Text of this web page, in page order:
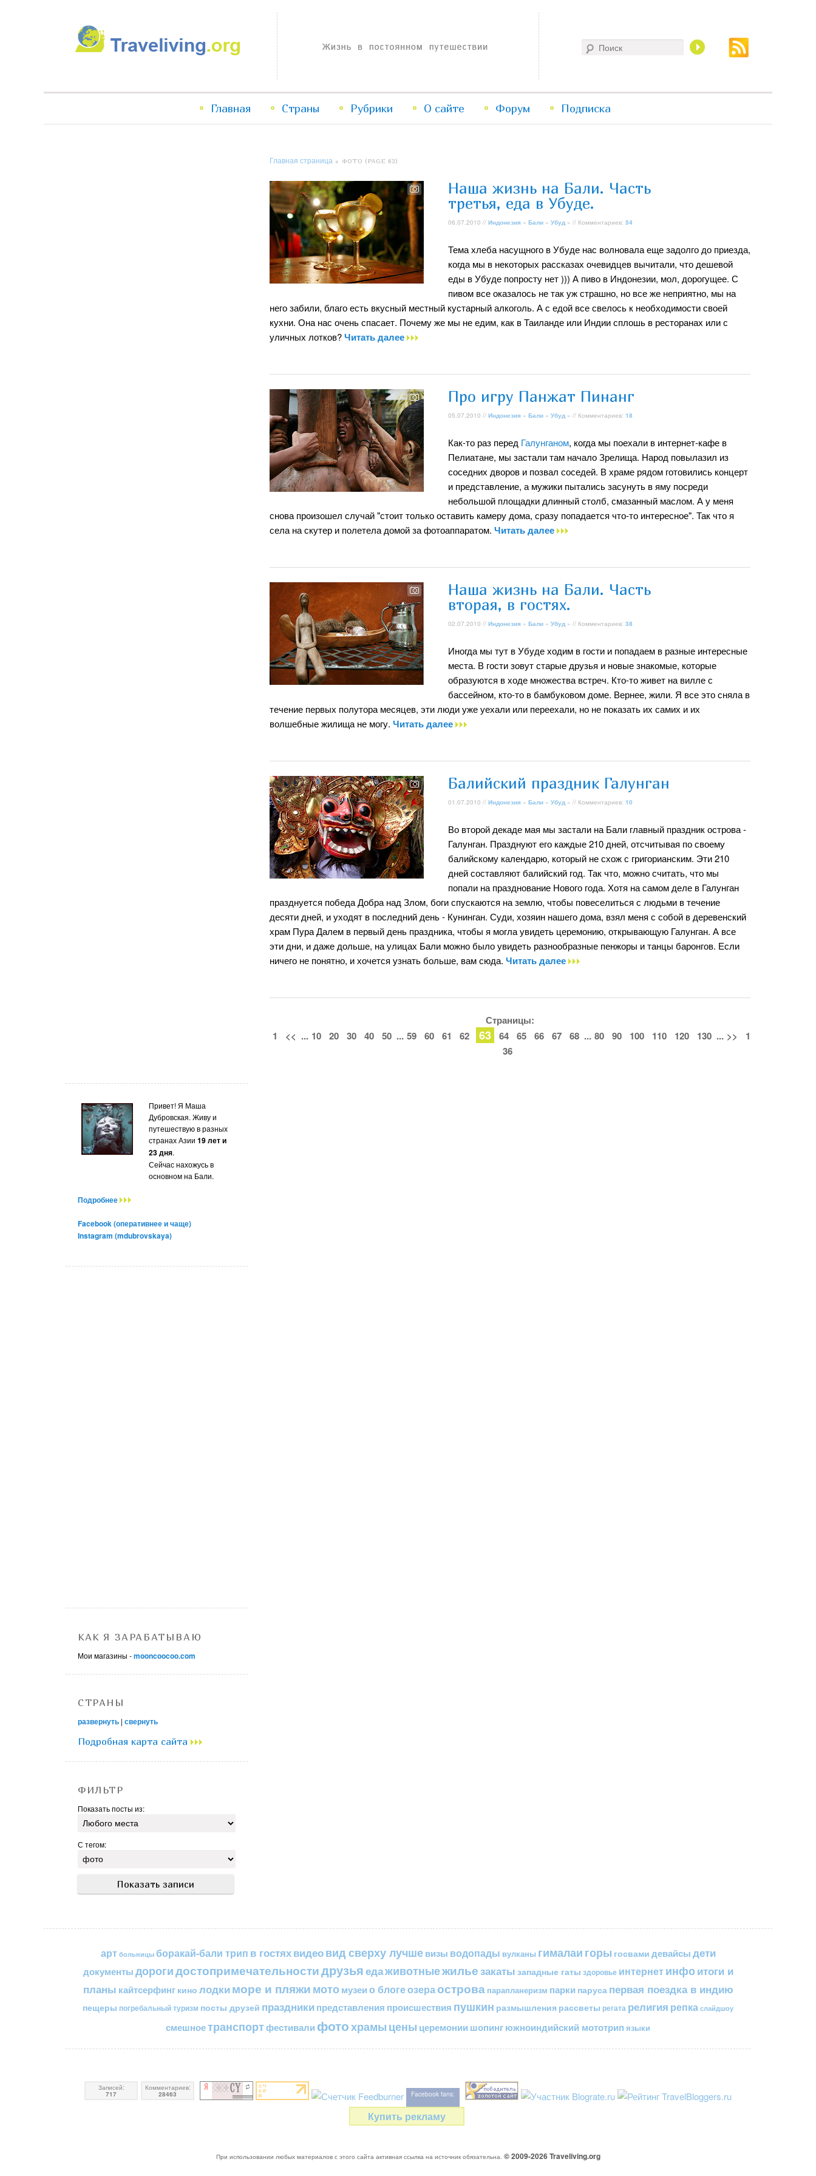
Traveliving
Жизнь в постоянном путешествии
Перейти
содержимому
Перейти
содержимому
Главная Страны Рубрики О сайте Форум Подписка
Главная страница » ФОТО (PAGE 63)
Наша жизнь на Бали. Часть
третья, еда в Убуде.
06.07.2010 // Индонезия » Бали » Убуд » // Комментариев: 54
Тема хлеба насущного в Убуде нас волновала еще задолго до приезда,
когда мы в некоторых рассказах очевидцев вычитали, что дешевой
еды в Убуде попросту нет ))) А пиво в Индонезии, мол, дорогущее. С
пивом все оказалось не так уж страшно, но все же неприятно, мы на
него забили, благо есть вкусный местный кустарный алкоголь. А с едой все свелось к необходимости своей
кухни. Она нас очень спасает. Почему же мы не едим, как в Таиланде или Индии сплошь в ресторанах или с
уличных лотков?Читать далее
Про игру Панжат Пинанг
05.07.2010 // Индонезия » Бали » Убуд » // Комментариев: 18
Как-то раз перед Галунганом, когда мы поехали в интернет-кафе в
Пелиатане, мы застали там начало Зрелища. Народ повылазил из
соседних дворов и позвал соседей. В храме рядом готовились концерт
и представление, а мужики пытались засунуть в яму посреди
небольшой площадки длинный столб, смазанный маслом. А у меня
снова произошел случай "стоит только оставить камеру дома, сразу попадается что-то интересное". Так что я
села на скутер и полетела домой за фотоаппаратом. Читать далее
Наша жизнь на Бали. Часть
вторая, в гостях.
02.07.2010 // Индонезия » Бали » Убуд » // Комментариев: 38
Иногда мы тут в Убуде ходим в гости и попадаем в разные интересные
места. В гости зовут старые друзья и новые знакомые, которые
образуются в ходе множества встреч. Кто-то живет на вилле с
бассейном, кто-то в бамбуковом доме. Вернее, жили. Я все это сняла в
течение первых полутора месяцев, эти люди уже уехали или переехали, но не показать их самих и их
волшебные жилища не могу. Читать далее
Балийский праздник Галунган
01.07.2010 // Индонезия » Бали » Убуд » // Комментариев: 10
Во второй декаде мая мы застали на Бали главный праздник острова -
Галунган. Празднуют его каждые 210 дней, отсчитывая по своему
балийскому календарю, который не схож с григорианским. Эти 210
дней составляют балийский год. Так что, можно считать, что мы
попали на празднование Нового года. Хотя на самом деле в Галунган
празднуется победа Добра над Злом, боги спускаются на землю, чтобы повеселиться с людьми в течение
десяти дней, и уходят в последний день - Кунинган. Суди, хозяин нашего дома, взял меня с собой в деревенский
храм Пура Далем в первый день праздника, чтобы я могла увидеть церемонию, открывающую Галунган. А все
эти дни, и даже дольше, на улицах Бали можно было увидеть разнообразные пенжоры и танцы баронгов. Если
ничего не понятно, и хочется узнать больше, вам сюда. Читать далее
Страницы:
1
<< ... 10 20 30 40 50 ... 59 60 61 62 63 64 65 66 67 68 ... 80 90 100 110 120 130 ... >>
1
36
Привет! Я Маша
Дубровская. Живу и
путешествую в разных
странах Азии 19 лет и
23 дня.
Сейчас нахожусь в
основном на Бали.
Подробнее
Facebook (оперативнее и чаще)
Instagram (mdubrovskaya)
КАК Я ЗАРАБАТЫВАЮ
Мои магазины -mooncoocoo.com
СТРАНЫ
развернуть | свернуть
Подробная карта сайта
ФИЛЬТР
Показать посты из:
С тегом:
арт больницы боракай-бали трип в гостяхвидеовид сверху лучше визы водопады вулканы гималаи горы госвами девайсы дети
документыдорогидостопримечательностидрузьяедаживотныежильезакаты западные гаты здоровье интернетинфоитоги и
планы кайтсерфинг кино лодкиморе и пляжимото музеи о блогеозераострова парапланеризм парки паруса первая поездка в индию
пещеры погребальный туризм посты друзей праздникипредставления происшествия пушкин размышления рассветы регата религия репка слайдшоу
смешноетранспортфестивали фотохрамы цены церемонии шопингюжноиндийский мототрип языки
Записей:
717
Комментариев:
28463 Facebook fans:
Купить рекламу
При использовании любых материалов с этого сайта активная ссылка на источник обязательна. © 2009-2026Traveliving.org